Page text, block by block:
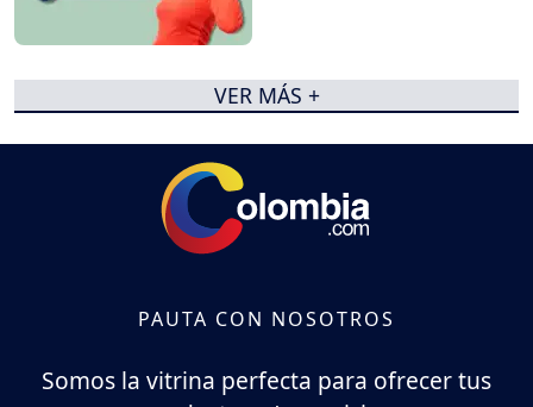
VER MÁS +
PAUTA CON NOSOTROS
Somos la vitrina perfecta para ofrecer tus